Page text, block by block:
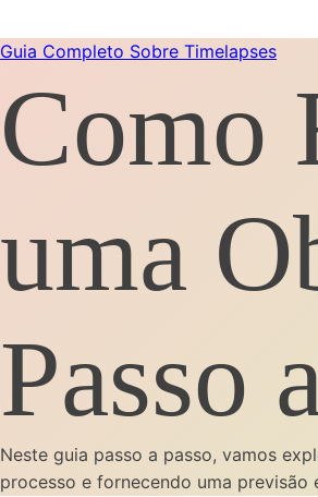
Guia Completo Sobre Timelapses
Como
uma
Passo
Neste guia passo a passo, vamos
processo e fornecendo uma